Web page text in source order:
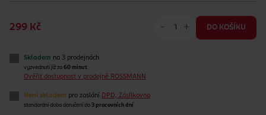
299 Kč - + DO KOŠÍKU
Skladem na 3 prodejnách
vyzvednutí již za 60 minut
Ověřit dostupnost v prodejně ROSSMANN
Není skladem pro zaslání DPD, Zásilkovna
standardní doba doručení do 3 pracovních dní